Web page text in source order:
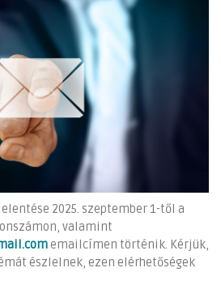
2025. szeptember 1-től a
valamint
emailcímen történik. Kérjük,
észlelnek, ezen elérhetőségek